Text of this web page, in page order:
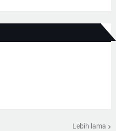
Lebih lama